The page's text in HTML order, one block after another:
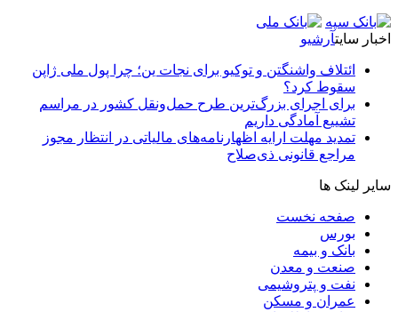
اخبار سایتآرشیو
ائتلاف واشنگتن و توکیو برای نجات ین؛ چرا پول ملی ژاپن
سقوط کرد؟
برای اجرای بزرگ‌ترین طرح حمل‌ونقل کشور در مراسم
تشییع آمادگی داریم
تمدید مهلت ارایه اظهارنامه‌های مالیاتی در انتظار مجوز
مراجع قانونی ذی‌‏صلاح
سایر لینک ها
صفحه نخست
بورس
بانک و بیمه
صنعت و معدن
نفت و پتروشیمی
عمران و مسکن